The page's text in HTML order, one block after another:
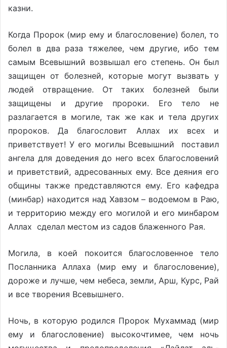
казни.
Когда Пророк (мир ему и благословение) болел, то
болел в два раза тяжелее, чем другие, ибо тем
самым Всевышний возвышал его степень. Он был
защищен от болезней, которые могут вызвать у
людей отвращение. От таких болезней были
защищены и другие пророки. Его тело не
разлагается в могиле, так же как и тела других
пророков. Да благословит Аллах их всех и
приветствует! У его могилы Всевышний поставил
ангела для доведения до него всех благословений
и приветствий, адресованных ему. Все деяния его
общины также представляются ему. Его кафедра
(минбар) находится над Хавзом – водоемом в Раю,
и территорию между его могилой и его минбаром
Аллах сделал местом из садов блаженного Рая.
Могила, в коей покоится благословенное тело
Посланника Аллаха (мир ему и благословение),
дороже и лучше, чем небеса, земли, Арш, Курс, Рай
и все творения Всевышнего.
Ночь, в которую родился Пророк Мухаммад (мир
ему и благословение) высокочтимее, чем ночь